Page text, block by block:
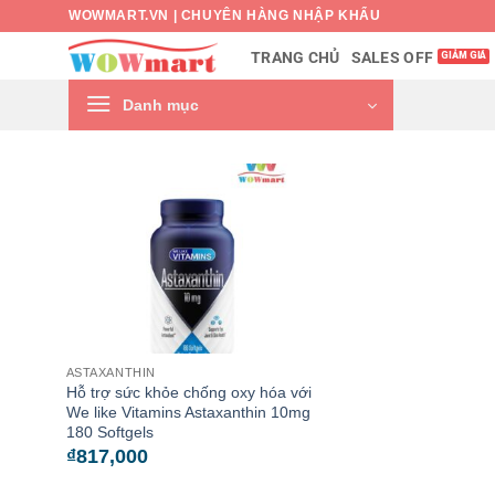
WOWMART.VN | CHUYÊN HÀNG NHẬP KHẨU
TRANG CHỦ SALES OFF
Danh mục
ASTAXANTHIN
Hỗ trợ sức khỏe chống oxy hóa với
We like Vitamins Astaxanthin 10mg
180 Softgels
₫817,000